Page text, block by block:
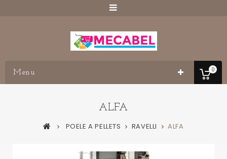
0
Menu
ALFA
POELE A PELLETS RAVELLI ALFA